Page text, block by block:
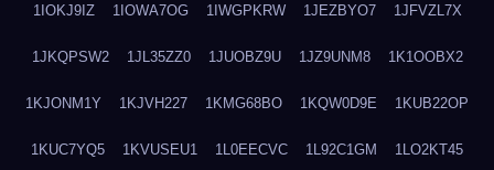
1IOKJ9IZ 1IOWA7OG 1IWGPKRW 1JEZBYO7 1JFVZL7X
1JKQPSW2 1JL35ZZ0 1JUOBZ9U 1JZ9UNM8 1K1OOBX2
1KJONM1Y 1KJVH227 1KMG68BO 1KQW0D9E 1KUB22OP
1KUC7YQ5 1KVUSEU1 1L0EECVC 1L92C1GM 1LO2KT45